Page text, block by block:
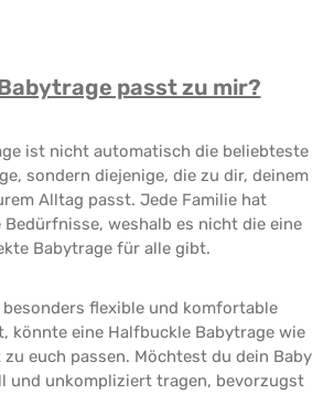
passt zu mir?
ist nicht automatisch die beliebteste
sondern diejenige, die zu dir, deinem
Alltag passt. Jede Familie hat
weshalb es nicht die eine
Babytrage für alle gibt.
besonders flexible und komfortable
könnte eine Halfbuckle Babytrage wie
zu euch passen. Möchtest du dein Baby
und unkompliziert tragen, bevorzugst